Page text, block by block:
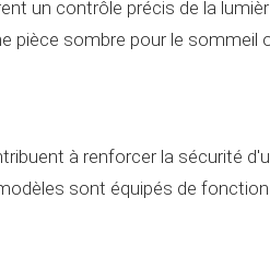
un contrôle précis de la
pièce sombre pour le sommeil
à renforcer la sécurité
sont équipés de